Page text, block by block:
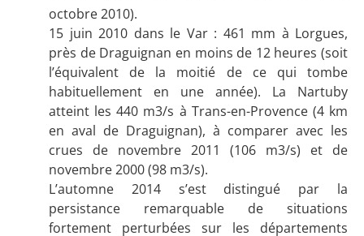
octobre 2010).
15 juin 2010 dans le Var : 461 mm à Lorgues,
près de Draguignan en moins de 12 heures (soit
l’équivalent de la moitié de ce qui tombe
habituellement en une année). La Nartuby
atteint les 440 m3/s à Trans-en-Provence (4 km
en aval de Draguignan), à comparer avec les
crues de novembre 2011 (106 m3/s) et de
novembre 2000 (98 m3/s).
L’automne 2014 s’est distingué par la
persistance remarquable de situations
fortement perturbées sur les départements